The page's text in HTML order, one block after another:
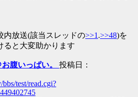
内放送(該当スレッドの>>1 .>>48)を
ると大変助かります
腹いっぱい。 投稿日：
test/read.cgi?